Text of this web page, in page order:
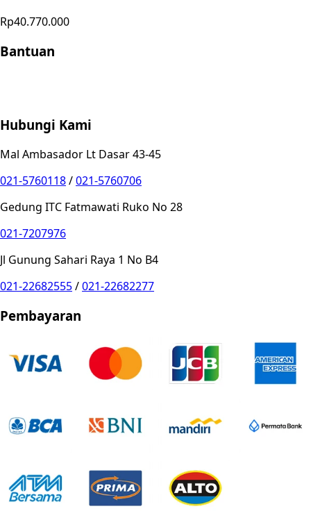
Rp40.770.000
Bantuan
Hubungi Kami
Mal Ambasador Lt Dasar 43-45
021-5760118/021-5760706
Gedung ITC Fatmawati Ruko No 28
021-7207976
Jl Gunung Sahari Raya 1 No B4
021-22682555/021-22682277
Pembayaran